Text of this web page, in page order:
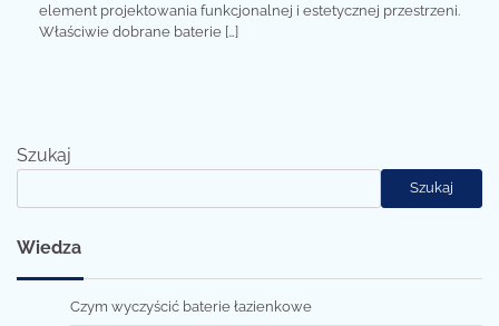
element projektowania funkcjonalnej i estetycznej przestrzeni.
Właściwie dobrane baterie […]
Szukaj
Szukaj
Wiedza
Czym wyczyścić baterie łazienkowe